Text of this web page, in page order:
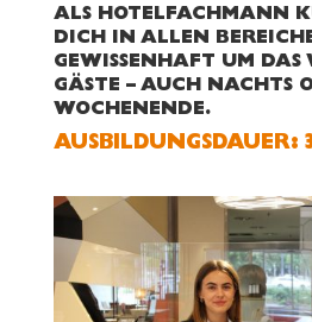
ALS HOTELFACHMANN
DICH IN ALLEN
GEWISSENHAFT UM DAS
GÄSTE – AUCH NACHTS
WOCHENENDE.
AUS­BILDUNGS­DAUER: